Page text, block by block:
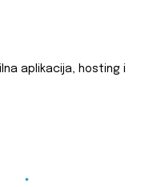
aplikacija, hosting i